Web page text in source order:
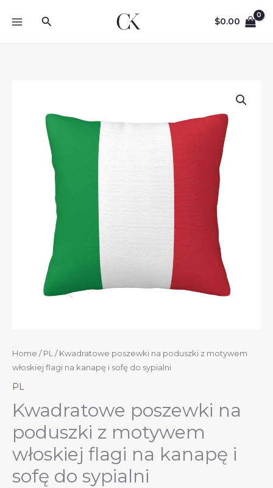
Search $0.00
Home / PL / Kwadratowe poszewki na poduszki z motywem
włoskiej flagi na kanapę i sofę do sypialni
PL
Kwadratowe poszewki na
poduszki z motywem
włoskiej flagi na kanapę i
sofę do sypialni